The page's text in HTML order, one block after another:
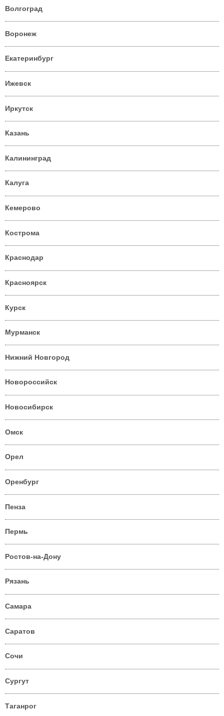
Волгоград
Воронеж
Екатеринбург
Ижевск
Иркутск
Казань
Калининград
Калуга
Кемерово
Кострома
Краснодар
Красноярск
Курск
Мурманск
Нижний Новгород
Новороссийск
Новосибирск
Омск
Орел
Оренбург
Пенза
Пермь
Ростов-на-Дону
Рязань
Самара
Саратов
Сочи
Сургут
Таганрог